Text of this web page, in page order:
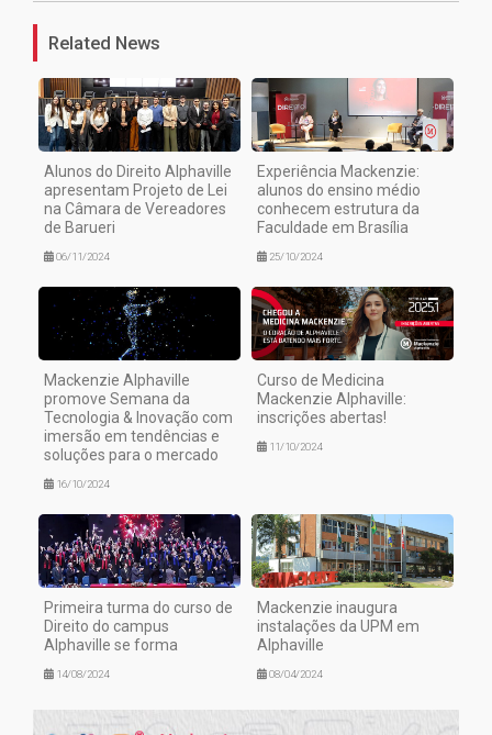
Related News
Alunos do Direito Alphaville
apresentam Projeto de Lei
na Câmara de Vereadores
de Barueri
06/11/2024
Experiência Mackenzie:
alunos do ensino médio
conhecem estrutura da
Faculdade em Brasília
25/10/2024
Mackenzie Alphaville
promove Semana da
Tecnologia & Inovação com
imersão em tendências e
soluções para o mercado
16/10/2024
Curso de Medicina
Mackenzie Alphaville:
inscrições abertas!
11/10/2024
Primeira turma do curso de
Direito do campus
Alphaville se forma
14/08/2024
Mackenzie inaugura
instalações da UPM em
Alphaville
08/04/2024